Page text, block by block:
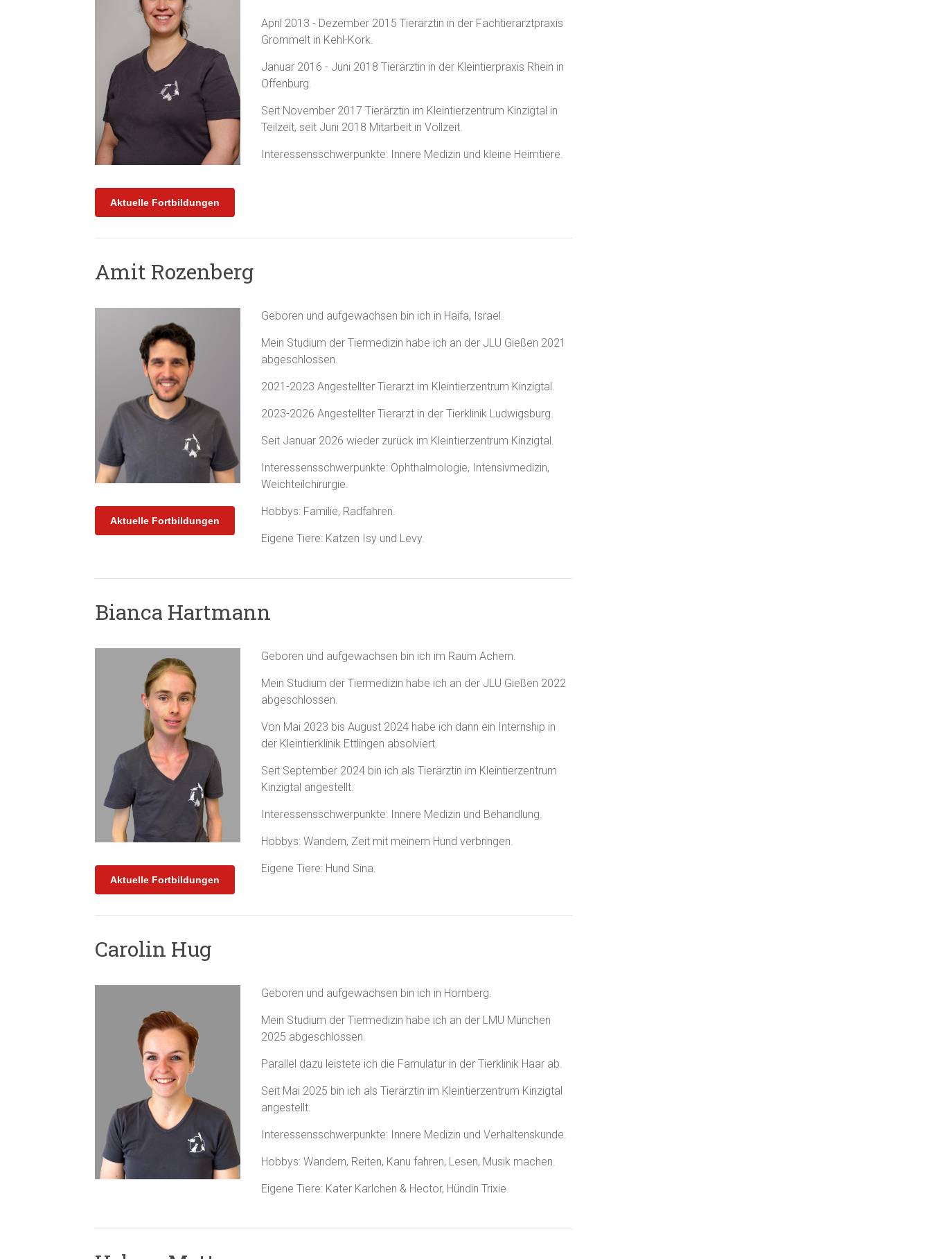
Aktuelle Fortbildungen
April 2013 - Dezember 2015 Tierärztin in der Fachtierarztpraxis
Grommelt in Kehl-Kork.
Januar 2016 - Juni 2018 Tierärztin in der Kleintierpraxis Rhein in
Offenburg.
Seit November 2017 Tierärztin im Kleintierzentrum Kinzigtal in
Teilzeit, seit Juni 2018 Mitarbeit in Vollzeit.
Interessensschwerpunkte: Innere Medizin und kleine Heimtiere.
Amit Rozenberg
Aktuelle Fortbildungen
Geboren und aufgewachsen bin ich in Haifa, Israel.
Mein Studium der Tiermedizin habe ich an der JLU Gießen 2021
abgeschlossen.
2021-2023 Angestellter Tierarzt im Kleintierzentrum Kinzigtal.
2023-2026 Angestellter Tierarzt in der Tierklinik Ludwigsburg.
Seit Januar 2026 wieder zurück im Kleintierzentrum Kinzigtal.
Interessensschwerpunkte: Ophthalmologie, Intensivmedizin,
Weichteilchirurgie.
Hobbys: Familie, Radfahren.
Eigene Tiere: Katzen Isy und Levy.
Bianca Hartmann
Aktuelle Fortbildungen
Geboren und aufgewachsen bin ich im Raum Achern.
Mein Studium der Tiermedizin habe ich an der JLU Gießen 2022
abgeschlossen.
Von Mai 2023 bis August 2024 habe ich dann ein Internship in
der Kleintierklinik Ettlingen absolviert.
Seit September 2024 bin ich als Tierärztin im Kleintierzentrum
Kinzigtal angestellt.
Interessensschwerpunkte: Innere Medizin und Behandlung.
Hobbys: Wandern, Zeit mit meinem Hund verbringen.
Eigene Tiere: Hund Sina.
Carolin Hug
Geboren und aufgewachsen bin ich in Hornberg.
Mein Studium der Tiermedizin habe ich an der LMU München
2025 abgeschlossen.
Parallel dazu leistete ich die Famulatur in der Tierklinik Haar ab.
Seit Mai 2025 bin ich als Tierärztin im Kleintierzentrum Kinzigtal
angestellt.
Interessensschwerpunkte: Innere Medizin und Verhaltenskunde.
Hobbys: Wandern, Reiten, Kanu fahren, Lesen, Musik machen.
Eigene Tiere: Kater Karlchen & Hector, Hündin Trixie.